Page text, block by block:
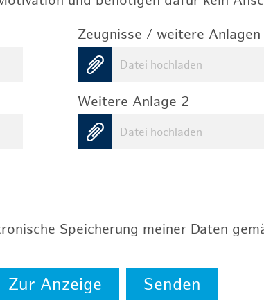
Zeugnisse / weitere
Datei hochladen
Weitere Anlage 2
Datei hochladen
Speicherung meiner Daten
Zur Anzeige Senden